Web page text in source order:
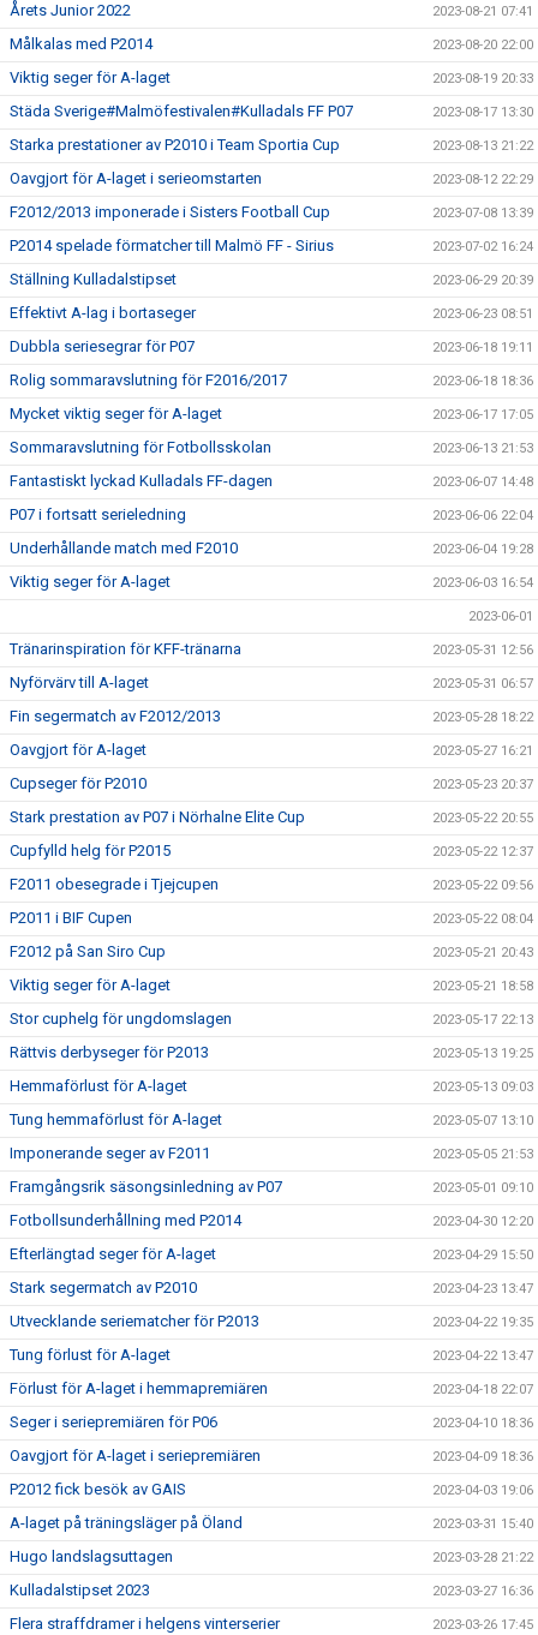
Årets Junior 2022 2023-08-21 07:41
Målkalas med P2014 2023-08-20 22:00
Viktig seger för A-laget 2023-08-19 20:33
Städa Sverige#Malmöfestivalen#Kulladals FF P07 2023-08-17 13:30
Starka prestationer av P2010 i Team Sportia Cup 2023-08-13 21:22
Oavgjort för A-laget i serieomstarten 2023-08-12 22:29
F2012/2013 imponerade i Sisters Football Cup 2023-07-08 13:39
P2014 spelade förmatcher till Malmö FF - Sirius 2023-07-02 16:24
Ställning Kulladalstipset 2023-06-29 20:39
Effektivt A-lag i bortaseger 2023-06-23 08:51
Dubbla seriesegrar för P07 2023-06-18 19:11
Rolig sommaravslutning för F2016/2017 2023-06-18 18:36
Mycket viktig seger för A-laget 2023-06-17 17:05
Sommaravslutning för Fotbollsskolan 2023-06-13 21:53
Fantastiskt lyckad Kulladals FF-dagen 2023-06-07 14:48
P07 i fortsatt serieledning 2023-06-06 22:04
Underhållande match med F2010 2023-06-04 19:28
Viktig seger för A-laget 2023-06-03 16:54
2023-06-01
Tränarinspiration för KFF-tränarna 2023-05-31 12:56
Nyförvärv till A-laget 2023-05-31 06:57
Fin segermatch av F2012/2013 2023-05-28 18:22
Oavgjort för A-laget 2023-05-27 16:21
Cupseger för P2010 2023-05-23 20:37
Stark prestation av P07 i Nörhalne Elite Cup 2023-05-22 20:55
Cupfylld helg för P2015 2023-05-22 12:37
F2011 obesegrade i Tjejcupen 2023-05-22 09:56
P2011 i BIF Cupen 2023-05-22 08:04
F2012 på San Siro Cup 2023-05-21 20:43
Viktig seger för A-laget 2023-05-21 18:58
Stor cuphelg för ungdomslagen 2023-05-17 22:13
Rättvis derbyseger för P2013 2023-05-13 19:25
Hemmaförlust för A-laget 2023-05-13 09:03
Tung hemmaförlust för A-laget 2023-05-07 13:10
Imponerande seger av F2011 2023-05-05 21:53
Framgångsrik säsongsinledning av P07 2023-05-01 09:10
Fotbollsunderhållning med P2014 2023-04-30 12:20
Efterlängtad seger för A-laget 2023-04-29 15:50
Stark segermatch av P2010 2023-04-23 13:47
Utvecklande seriematcher för P2013 2023-04-22 19:35
Tung förlust för A-laget 2023-04-22 13:47
Förlust för A-laget i hemmapremiären 2023-04-18 22:07
Seger i seriepremiären för P06 2023-04-10 18:36
Oavgjort för A-laget i seriepremiären 2023-04-09 18:36
P2012 fick besök av GAIS 2023-04-03 19:06
A-laget på träningsläger på Öland 2023-03-31 15:40
Hugo landslagsuttagen 2023-03-28 21:22
Kulladalstipset 2023 2023-03-27 16:36
Flera straffdramer i helgens vinterserier 2023-03-26 17:45